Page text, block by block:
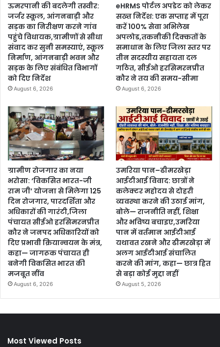
ऊमरपानी की बदलेगी तस्वीर:
जर्जर स्कूल, आंगनबाड़ी और
सड़क का निरीक्षण करने गांव
पहुंचे विधायक,ग्रामीणों से सीधा
संवाद कर सुनी समस्याएं, स्कूल
निर्माण, आंगनबाड़ी भवन और
सड़क के लिए संबंधित विभागों
को दिए निर्देश
August 6, 2026
eHRMS पोर्टल अपडेट को लेकर
सख्त निर्देश: एक सप्ताह में पूरा
करें 100% सेवा अभिलेख
अपलोड,तकनीकी दिक्कतों के
समाधान के लिए जिला स्तर पर
तीन सदस्यीय सहायता दल
गठित, सीईओ हरसिमरनप्रीत
कौर ने तय की समय-सीमा
August 6, 2026
ग्रामीण रोजगार का नया
भरोसा: ‘विकसित भारत-जी
राम जी’ योजना से मिलेगा 125
दिन रोजगार, पारदर्शिता और
अधिकारों की गारंटी,जिला
पंचायत सीईओ हरसिमरनप्रीत
कौर ने जनपद अधिकारियों को
दिए प्रभावी क्रियान्वयन के मंत्र,
कहा— जागरूक पंचायत ही
बनेगी विकसित भारत की
मजबूत नींव
August 6, 2026
उमरिया पान–ढीमरखेड़ा
आईटीआई विवाद: छात्रों ने
कलेक्टर महोदय से दोहरी
व्यवस्था करने की उठाई मांग,
बोले— राजनीति नहीं, शिक्षा
और भविष्य बचाइए,उमरिया
पान में वर्तमान आईटीआई
यथावत रखने और ढीमरखेड़ा में
अलग आईटीआई संचालित
करने की मांग, कहा— छात्र हित
से बड़ा कोई मुद्दा नहीं
August 5, 2026
Most Viewed Posts